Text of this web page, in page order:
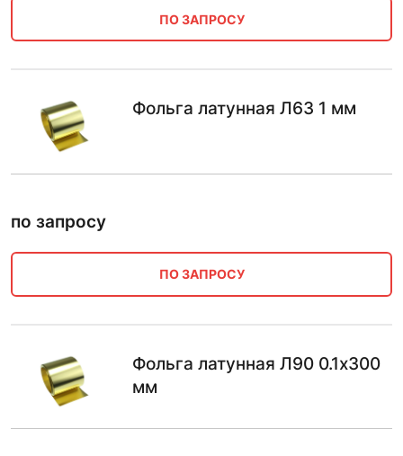
ПО ЗАПРОСУ
Фольга латунная Л63 1 мм
по запросу
ПО ЗАПРОСУ
Фольга латунная Л90 0.1х300
мм